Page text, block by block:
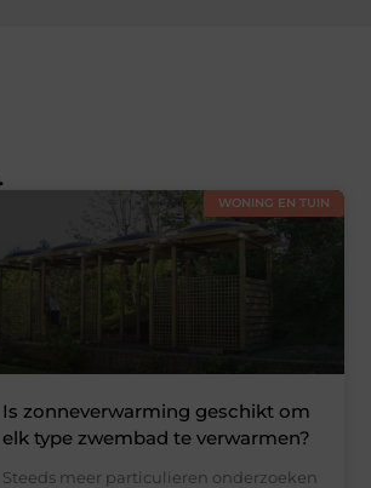
WONING EN TUIN
Is zonneverwarming geschikt om
elk type zwembad te verwarmen?
Steeds meer particulieren onderzoeken